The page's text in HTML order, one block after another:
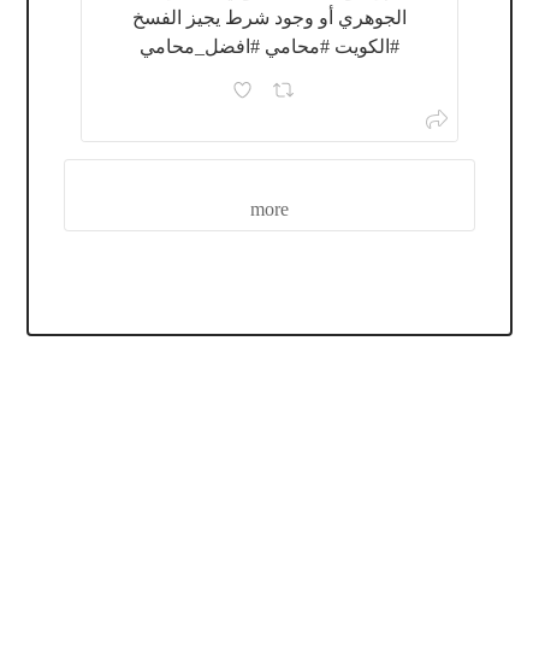
الجوهري أو وجود شرط يجيز الفسخ
#الكويت #محامي #افضل_محامي
more